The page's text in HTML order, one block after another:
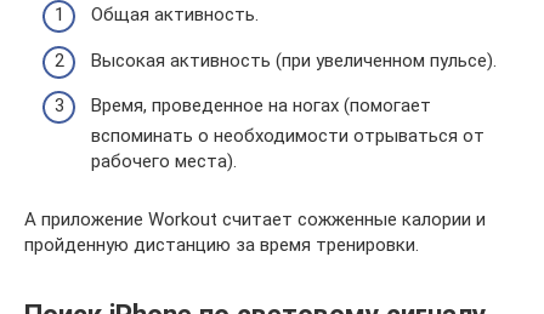
Общая активность.
Высокая активность (при увеличенном пульсе).
Время, проведенное на ногах (помогает
вспоминать о необходимости отрываться от
рабочего места).
А приложение Workout считает сожженные калории и
пройденную дистанцию за время тренировки.